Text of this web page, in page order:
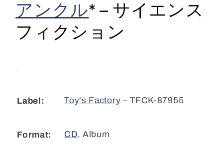
Fiction
(CD,
Album,
Fiction
(CD,
Album,
アンクル* – サイエンス
フィクション
Label: Toy's Factory – TFCK-87955
Format: CD, Album